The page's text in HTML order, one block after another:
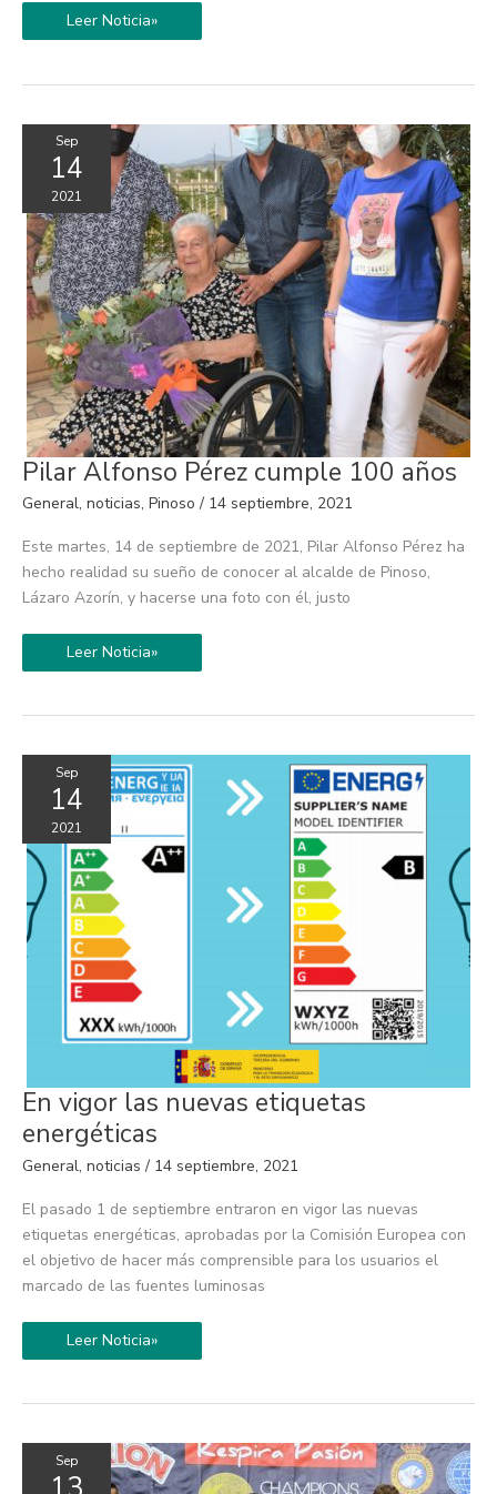
Leer Noticia»
Sep
14
2021
Pilar Alfonso Pérez cumple 100 años
General, noticias, Pinoso / 14 septiembre, 2021
Este martes, 14 de septiembre de 2021, Pilar Alfonso Pérez ha
hecho realidad su sueño de conocer al alcalde de Pinoso,
Lázaro Azorín, y hacerse una foto con él, justo
Pilar
Alfonso
Pérez
cumple
años
Leer Noticia»
Sep
14
2021
En vigor las nuevas etiquetas
energéticas
General, noticias / 14 septiembre, 2021
El pasado 1 de septiembre entraron en vigor las nuevas
etiquetas energéticas, aprobadas por la Comisión Europea con
el objetivo de hacer más comprensible para los usuarios el
marcado de las fuentes luminosas
En
vigor
las
nuevas
etiquetas
energéticas
Leer Noticia»
Sep